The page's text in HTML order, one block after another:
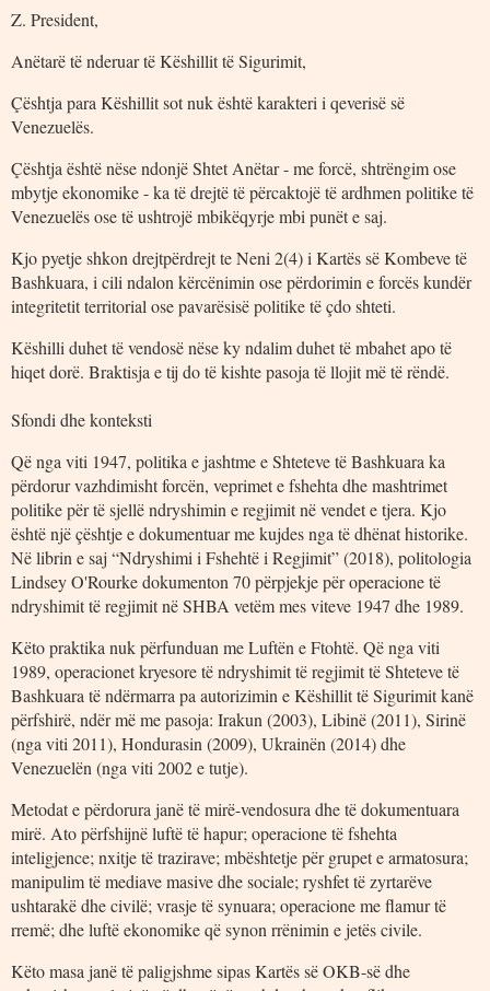
Z. President,
Anëtarë të nderuar të Këshillit të Sigurimit,
Çështja para Këshillit sot nuk është karakteri i qeverisë së
Venezuelës.
Çështja është nëse ndonjë Shtet Anëtar - me forcë, shtrëngim ose
mbytje ekonomike - ka të drejtë të përcaktojë të ardhmen politike të
Venezuelës ose të ushtrojë mbikëqyrje mbi punët e saj.
Kjo pyetje shkon drejtpërdrejt te Neni 2(4) i Kartës së Kombeve të
Bashkuara, i cili ndalon kërcënimin ose përdorimin e forcës kundër
integritetit territorial ose pavarësisë politike të çdo shteti.
Këshilli duhet të vendosë nëse ky ndalim duhet të mbahet apo të
hiqet dorë. Braktisja e tij do të kishte pasoja të llojit më të rëndë.
Sfondi dhe konteksti
Që nga viti 1947, politika e jashtme e Shteteve të Bashkuara ka
përdorur vazhdimisht forcën, veprimet e fshehta dhe mashtrimet
politike për të sjellë ndryshimin e regjimit në vendet e tjera. Kjo
është një çështje e dokumentuar me kujdes nga të dhënat historike.
Në librin e saj “Ndryshimi i Fshehtë i Regjimit” (2018), politologia
Lindsey O'Rourke dokumenton 70 përpjekje për operacione të
ndryshimit të regjimit në SHBA vetëm mes viteve 1947 dhe 1989.
Këto praktika nuk përfunduan me Luftën e Ftohtë. Që nga viti
1989, operacionet kryesore të ndryshimit të regjimit të Shteteve të
Bashkuara të ndërmarra pa autorizimin e Këshillit të Sigurimit kanë
përfshirë, ndër më me pasoja: Irakun (2003), Libinë (2011), Sirinë
(nga viti 2011), Hondurasin (2009), Ukrainën (2014) dhe
Venezuelën (nga viti 2002 e tutje).
Metodat e përdorura janë të mirë-vendosura dhe të dokumentuara
mirë. Ato përfshijnë luftë të hapur; operacione të fshehta
inteligjence; nxitje të trazirave; mbështetje për grupet e armatosura;
manipulim të mediave masive dhe sociale; ryshfet të zyrtarëve
ushtarakë dhe civilë; vrasje të synuara; operacione me flamur të
rremë; dhe luftë ekonomike që synon rrënimin e jetës civile.
Këto masa janë të paligjshme sipas Kartës së OKB-së dhe